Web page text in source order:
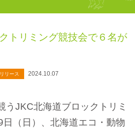
トリミング競技会で６名が
リース 2024.10.07
うJKC北海道ブロックトリミ
（日）、北海道エコ・動物